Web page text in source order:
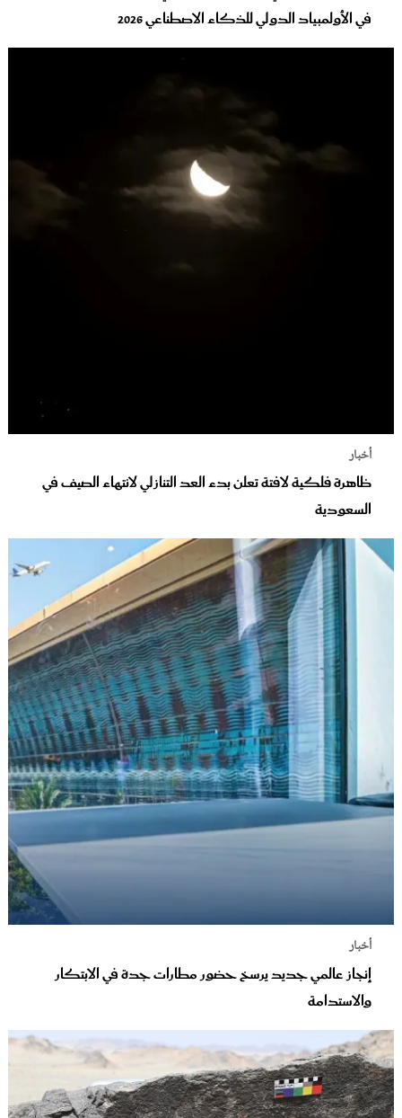
في الأولمبياد الدولي للذكاء الاصطناعي 2026
أخبار
ظاهرة فلكية لافتة تعلن بدء العد التنازلي لانتهاء الصيف في
السعودية
أخبار
إنجاز عالمي جديد يرسخ حضور مطارات جدة في الابتكار
والاستدامة